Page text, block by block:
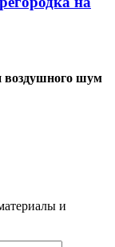
воздушного шум
и